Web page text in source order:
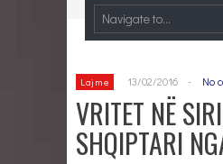
Lajme 13/02/2016 - No
VRITET NË SIRI
SHQIPTARI